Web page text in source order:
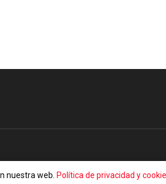
nuestra web. Política de privacidad y